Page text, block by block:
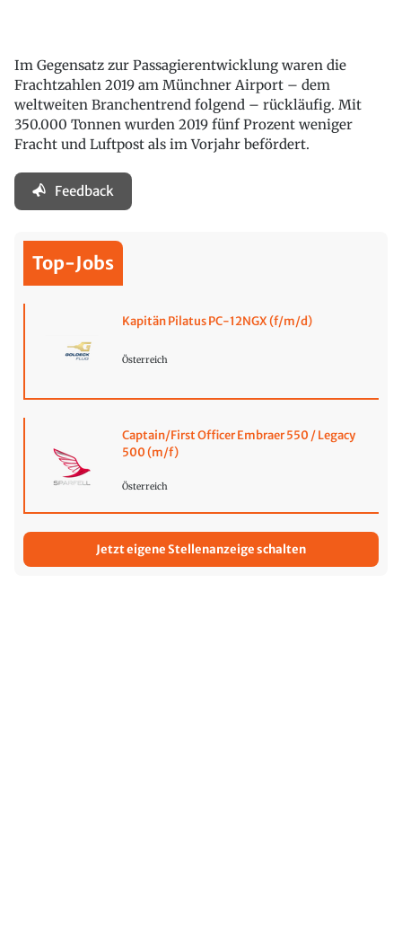
Im Gegensatz zur Passagierentwicklung waren die
Frachtzahlen 2019 am Münchner Airport – dem
weltweiten Branchentrend folgend – rückläufig. Mit
350.000 Tonnen wurden 2019 fünf Prozent weniger
Fracht und Luftpost als im Vorjahr befördert.
Feedback
Top-Jobs
Kapitän Pilatus PC-12NGX (f/m/d)
Österreich
Captain/First Officer Embraer 550 / Legacy
500 (m/f)
Österreich
Jetzt eigene Stellenanzeige schalten